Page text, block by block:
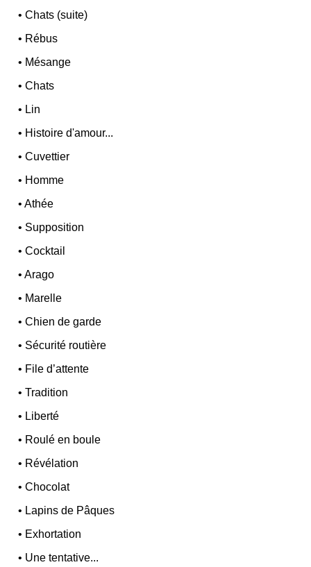
•Chats (suite)
• Rébus
• Mésange
•Chats
• Lin
• Histoire d'amour...
•Cuvettier
• Homme
•Athée
• Supposition
•Cocktail
•Arago
• Marelle
•Chien de garde
• Sécurité routière
• File d’attente
•Tradition
• Liberté
• Roulé en boule
• Révélation
•Chocolat
• Lapins de Pâques
• Exhortation
• Une tentative...